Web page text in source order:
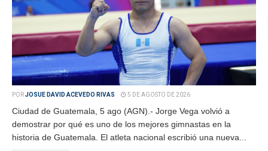
PORJOSUE DAVID ACEVEDO RIVAS 5 DE AGOSTO DE 2026
Ciudad de Guatemala, 5 ago (AGN).- Jorge Vega volvió a
demostrar por qué es uno de los mejores gimnastas en la
historia de Guatemala. El atleta nacional escribió una nueva...